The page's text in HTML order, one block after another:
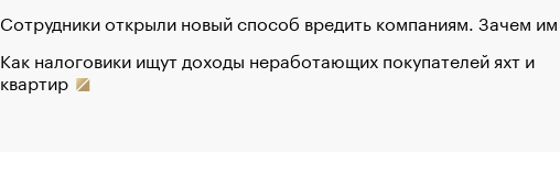
Сотрудники открыли новый способ вредить компаниям. Зачем
Как налоговики ищут доходы неработающих покупателей яхт и
квартир